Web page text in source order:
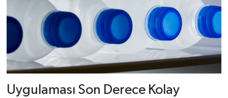
Uygulaması Son Derece Kolay